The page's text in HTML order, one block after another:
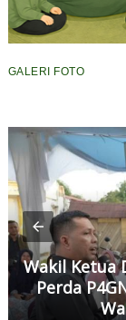
GALERI FOTO
Wakil Ketua
Perda